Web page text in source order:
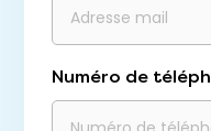
Numéro de